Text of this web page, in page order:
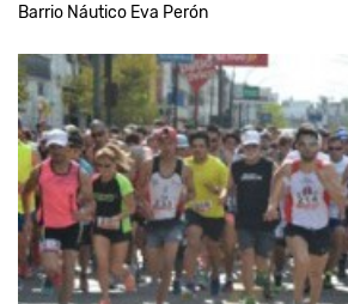
Barrio Náutico Eva Perón